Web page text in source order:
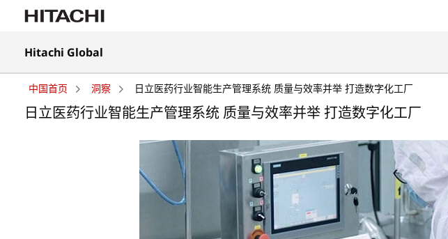
新
标
签
页
中
Hitachi Global
在
新
标
签
中国首页 洞察 日立医药行业智能生产管理系统 质量与效率并举 打造数字化工厂
日立医药行业智能生产管理系统 质量与效率并举 打造数字化工厂